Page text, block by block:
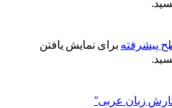
پیشرفته برای نمایش یافتن
زبان عربی”